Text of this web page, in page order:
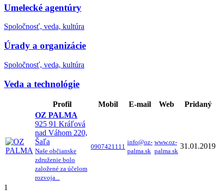
Umelecké agentúry
Spoločnosť, veda, kultúra
Úrady a organizácie
Spoločnosť, veda, kultúra
Veda a technológie
Profil Mobil E-mail Web
Pridaný
OZ PALMA
925 91 Kráľová
nad Váhom 220,
Šaľa
Naše občianske
združenie bolo
založené za účelom
rozvoja...
0907421111
info@oz-
palma.sk
www.oz-
palma.sk
31.01.2019
1